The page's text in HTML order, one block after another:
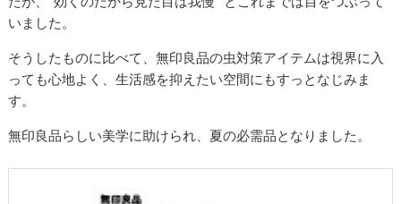
いました。
そうしたものに比べて、無印良品の虫対策アイテムは視界に入
っても心地よく、生活感を抑えたい空間にもすっとなじみま
す。
無印良品らしい美学に助けられ、夏の必需品となりました。